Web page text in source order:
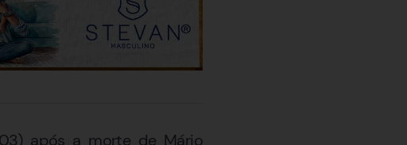
após a morte de Mário